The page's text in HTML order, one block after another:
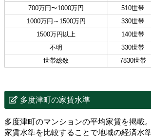
700万円〜1000万円
510世帯
1000万円～1500万円
330世帯
1500万円以上
140世帯
不明
330世帯
世帯総数
7830世帯
多度津町の家賃水準
多度津町のマンションの平均家賃を掲載。
家賃水準を比較することで地域の経済水